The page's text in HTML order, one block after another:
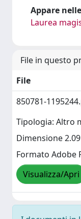
Appare
Laurea
File in questo
File
850781-
Tipologia: Altro
Dimensione
Formato Adobe
Visualizza/Apri